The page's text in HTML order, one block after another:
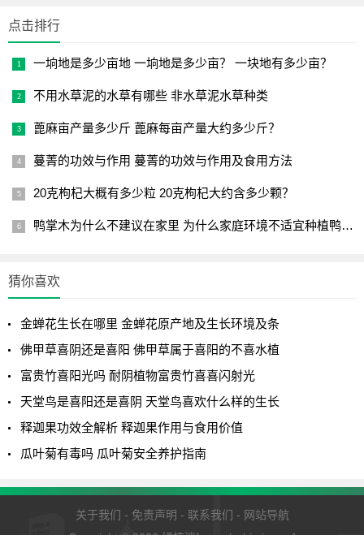
瘦弱无用的枝条去除掉，好让主干长得更粗壮，也使株形更
加美观。
三角梅
很多花友都喜欢养三角梅，这种花可以说非常好养，甚至
且开出花朵也漂亮，养护好了一年能多次去开花。
点击排行
一垧地是多少亩地 一垧地是多少亩？ 一块地有多少亩？
不用水草泥的水草有哪些 非水草泥水草种类
蓖麻亩产量多少斤 蓖麻每亩产量大约多少斤？
蔓菁的功效与作用 蔓菁的功效与作用及食用方法
20克枸杞大概有多少粒 20克枸杞大约含多少颗？
鸭掌木为什么不建议在家里 为什么家庭环境不适宜种植鸭掌木？
猜你喜欢
金蝉花生长在哪里 金蝉花原产地及生长环境及条
佛甲草喜阴还是喜阳 佛甲草属于喜阳的不喜水植
富贵竹喜阳光吗 耐阴植物富贵竹喜喜闪射光
天堂鸟是喜阳还是喜阴 天堂鸟喜欢什么样的生长
释迦果功效全解析 释迦果作用与食用价值
瓜叶菊有毒吗 瓜叶菊安全养护指南
关于我们 - 免责声明 - 联系我们 - 网站导航